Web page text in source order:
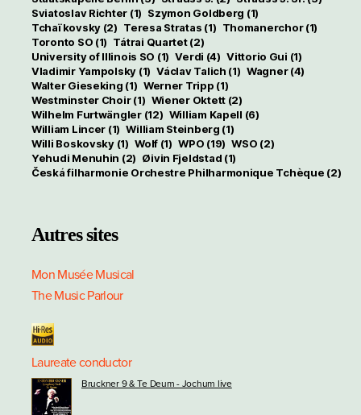
Sviatoslav Richter (1) Szymon Goldberg (1)
Tchaïkovsky(2) Teresa Stratas (1) Thomanerchor(1)
Toronto SO (1) Tátrai Quartet(2)
University of Illinois SO (1) Verdi (4) Vittorio Gui (1)
Vladimir Yampolsky (1) Václav Talich (1) Wagner(4)
Walter Gieseking (1) Werner Tripp (1)
Westminster Choir(1) Wiener Oktett (2)
Wilhelm Furtwängler(12) William Kapell (6)
William Lincer (1) William Steinberg (1)
Willi Boskovsky(1) Wolf(1) WPO (19) WSO (2)
Yehudi Menuhin (2) Øivin Fjeldstad (1)
Česká filharmonie Orchestre Philharmonique Tchèque (2)
Autres sites
Mon Musée Musical
The Music Parlour
Laureate conductor
Bruckner 9 & Te Deum - Jochum live